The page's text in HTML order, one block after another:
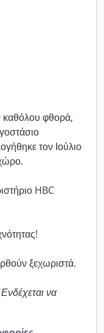
καθόλου φθορά,
τον Ιούλιο
HBC
ξεχωριστά.
να